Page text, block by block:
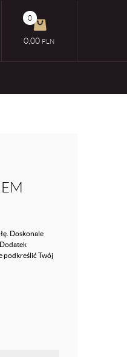
0
0,00 PLN
Doskonale
podkreślić Twój